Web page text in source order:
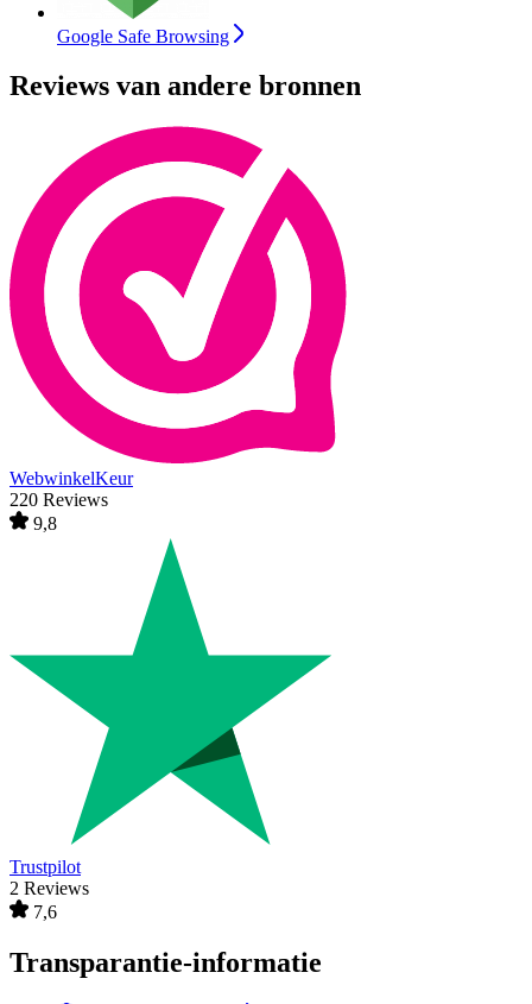
Google Safe Browsing
Reviews van andere bronnen
WebwinkelKeur
220 Reviews
9,8
Trustpilot
2 Reviews
7,6
Transparantie-informatie